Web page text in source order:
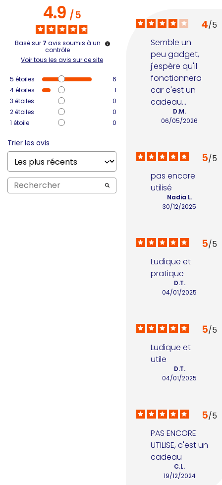
4.9/5
Basé sur 7 avis soumis à un
contrôle
Voir tous les avis sur ce site
5 étoiles
6
4étoiles
1
3 étoiles
0
2étoiles
0
1 étoile 0
Trier les avis
4/5
Semble un
peu gadget,
j'espère qu'il
fonctionnera
car c'est un
cadeau...
06/05/2026
D.M.
5/5
pas encore
utilisé
30/12/2025
Nadia L.
5/5
Ludique et
pratique
04/01/2025
D.T.
5/5
Ludique et
utile
04/01/2025
D.T.
5/5
PAS ENCORE
UTILISE, c'est un
cadeau
19/12/2024
C.L.